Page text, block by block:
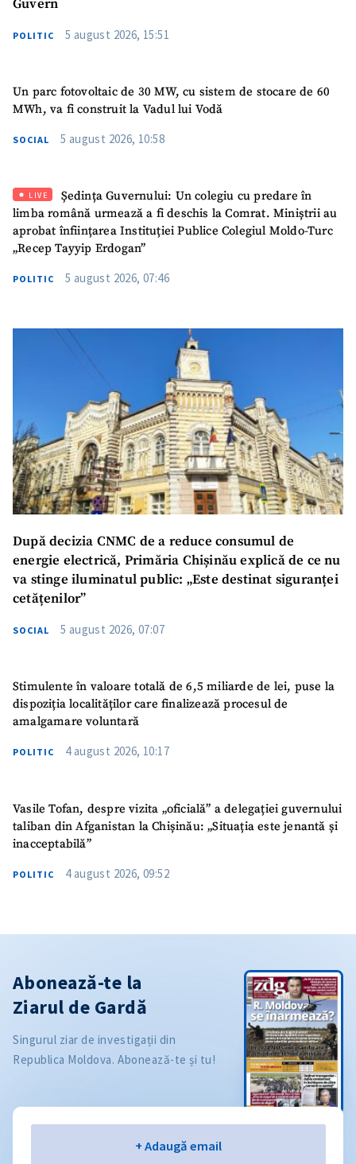
Guvern
POLITIC 5 august 2026, 15:51
Un parc fotovoltaic de 30 MW, cu sistem de stocare de 60
MWh, va fi construit la Vadul lui Vodă
SOCIAL 5 august 2026, 10:58
LIVE
Ședința Guvernului: Un colegiu cu predare în
limba română urmează a fi deschis la Comrat. Miniștrii au
aprobat înființarea Instituției Publice Colegiul Moldo-Turc
„Recep Tayyip Erdogan”
POLITIC 5 august 2026, 07:46
După decizia CNMC de a reduce consumul de
energie electrică, Primăria Chișinău explică de ce nu
va stinge iluminatul public: „Este destinat siguranței
cetățenilor”
SOCIAL 5 august 2026, 07:07
Stimulente în valoare totală de 6,5 miliarde de lei, puse la
dispoziția localităților care finalizează procesul de
amalgamare voluntară
POLITIC 4 august 2026, 10:17
Vasile Tofan, despre vizita „oficială” a delegației guvernului
taliban din Afganistan la Chișinău: „Situația este jenantă și
inacceptabilă”
POLITIC 4 august 2026, 09:52
Abonează-te la
Ziarul de Gardă
Singurul ziar de investigații din
Republica Moldova. Abonează-te și tu!
+ Adaugă email